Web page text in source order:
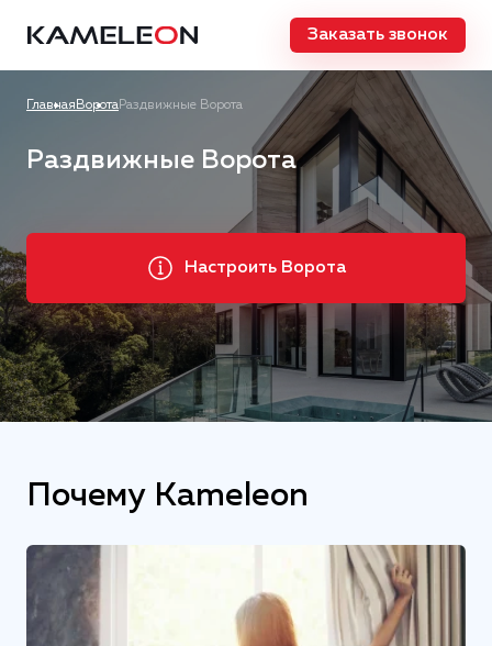
Заказать звонок
Главная ВоротаРаздвижные Ворота
Раздвижные Ворота
Настроить Ворота
Почему Kameleon